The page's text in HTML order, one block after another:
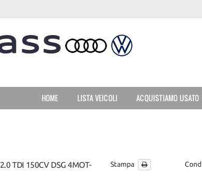
HOME LISTA VEICOLI ACQUISTIAMO USATO
2.0 TDI 150CV DSG 4MOT-
Stampa